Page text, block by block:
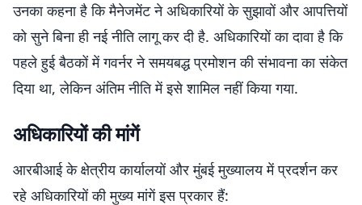
उनका कहना है कि मैनेजमेंट ने अधिकारियों के सुझावों और आपत्तियों
को सुने बिना ही नई नीति लागू कर दी है. अधिकारियों का दावा है कि
पहले हुई बैठकों में गवर्नर ने समयबद्ध प्रमोशन की संभावना का संकेत
दिया था, लेकिन अंतिम नीति में इसे शामिल नहीं किया गया.
अधिकारियों की मांगें
आरबीआई के क्षेत्रीय कार्यालयों और मुंबई मुख्यालय में प्रदर्शन कर
रहे अधिकारियों की मुख्य मांगें इस प्रकार हैं: